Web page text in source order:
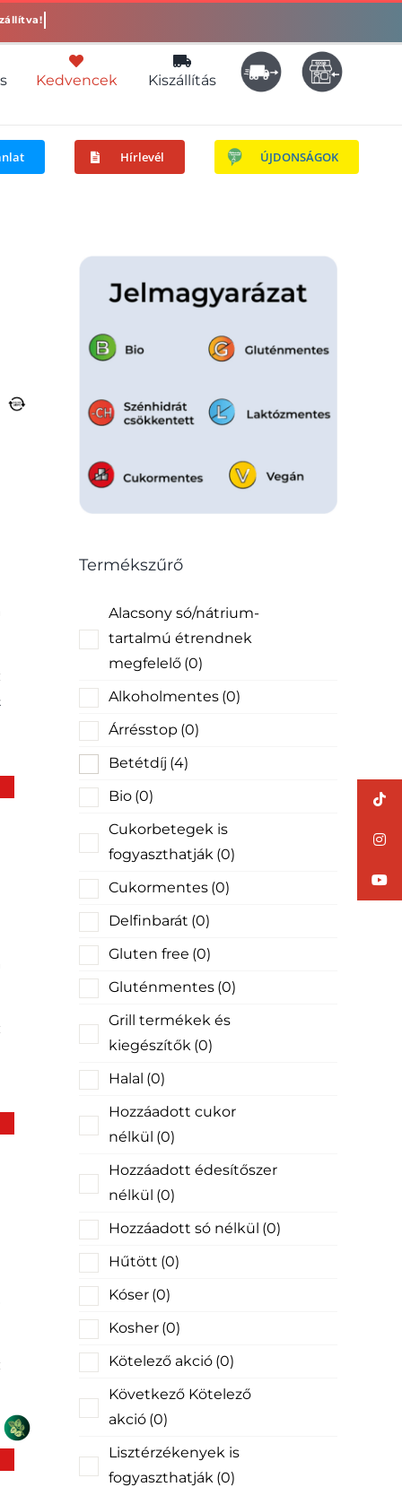
Kedvencek Kiszállítás
Hírlevél ÚJDONSÁGOK
Termékszűrő
Alacsony só/nátrium-
tartalmú étrendnek
megfelelő (0)
Alkoholmentes (0)
Árrésstop (0)
Betétdíj (4)
Bio (0)
Cukorbetegek is
fogyaszthatják (0)
Cukormentes (0)
Delfinbarát (0)
Gluten free (0)
Gluténmentes (0)
Grill termékek és
kiegészítők (0)
Halal (0)
Hozzáadott cukor
nélkül (0)
Hozzáadott édesítőszer
nélkül (0)
Hozzáadott só nélkül (0)
Hűtött (0)
Kóser (0)
Kosher (0)
Kötelező akció (0)
Következő Kötelező
akció (0)
Lisztérzékenyek is
fogyaszthatják (0)